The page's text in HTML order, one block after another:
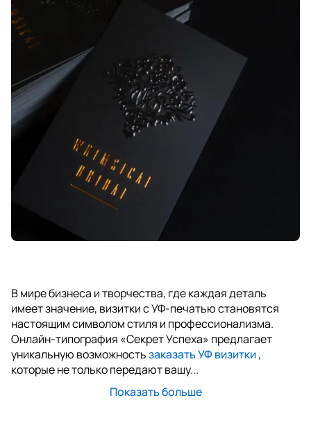
В мире бизнеса и творчества, где каждая деталь
имеет значение, визитки с УФ-печатью становятся
настоящим символом стиля и профессионализма.
Онлайн-типография «Секрет Успеха» предлагает
уникальную возможностьзаказать УФ визитки,
которые не только передают вашу...
Показать больше